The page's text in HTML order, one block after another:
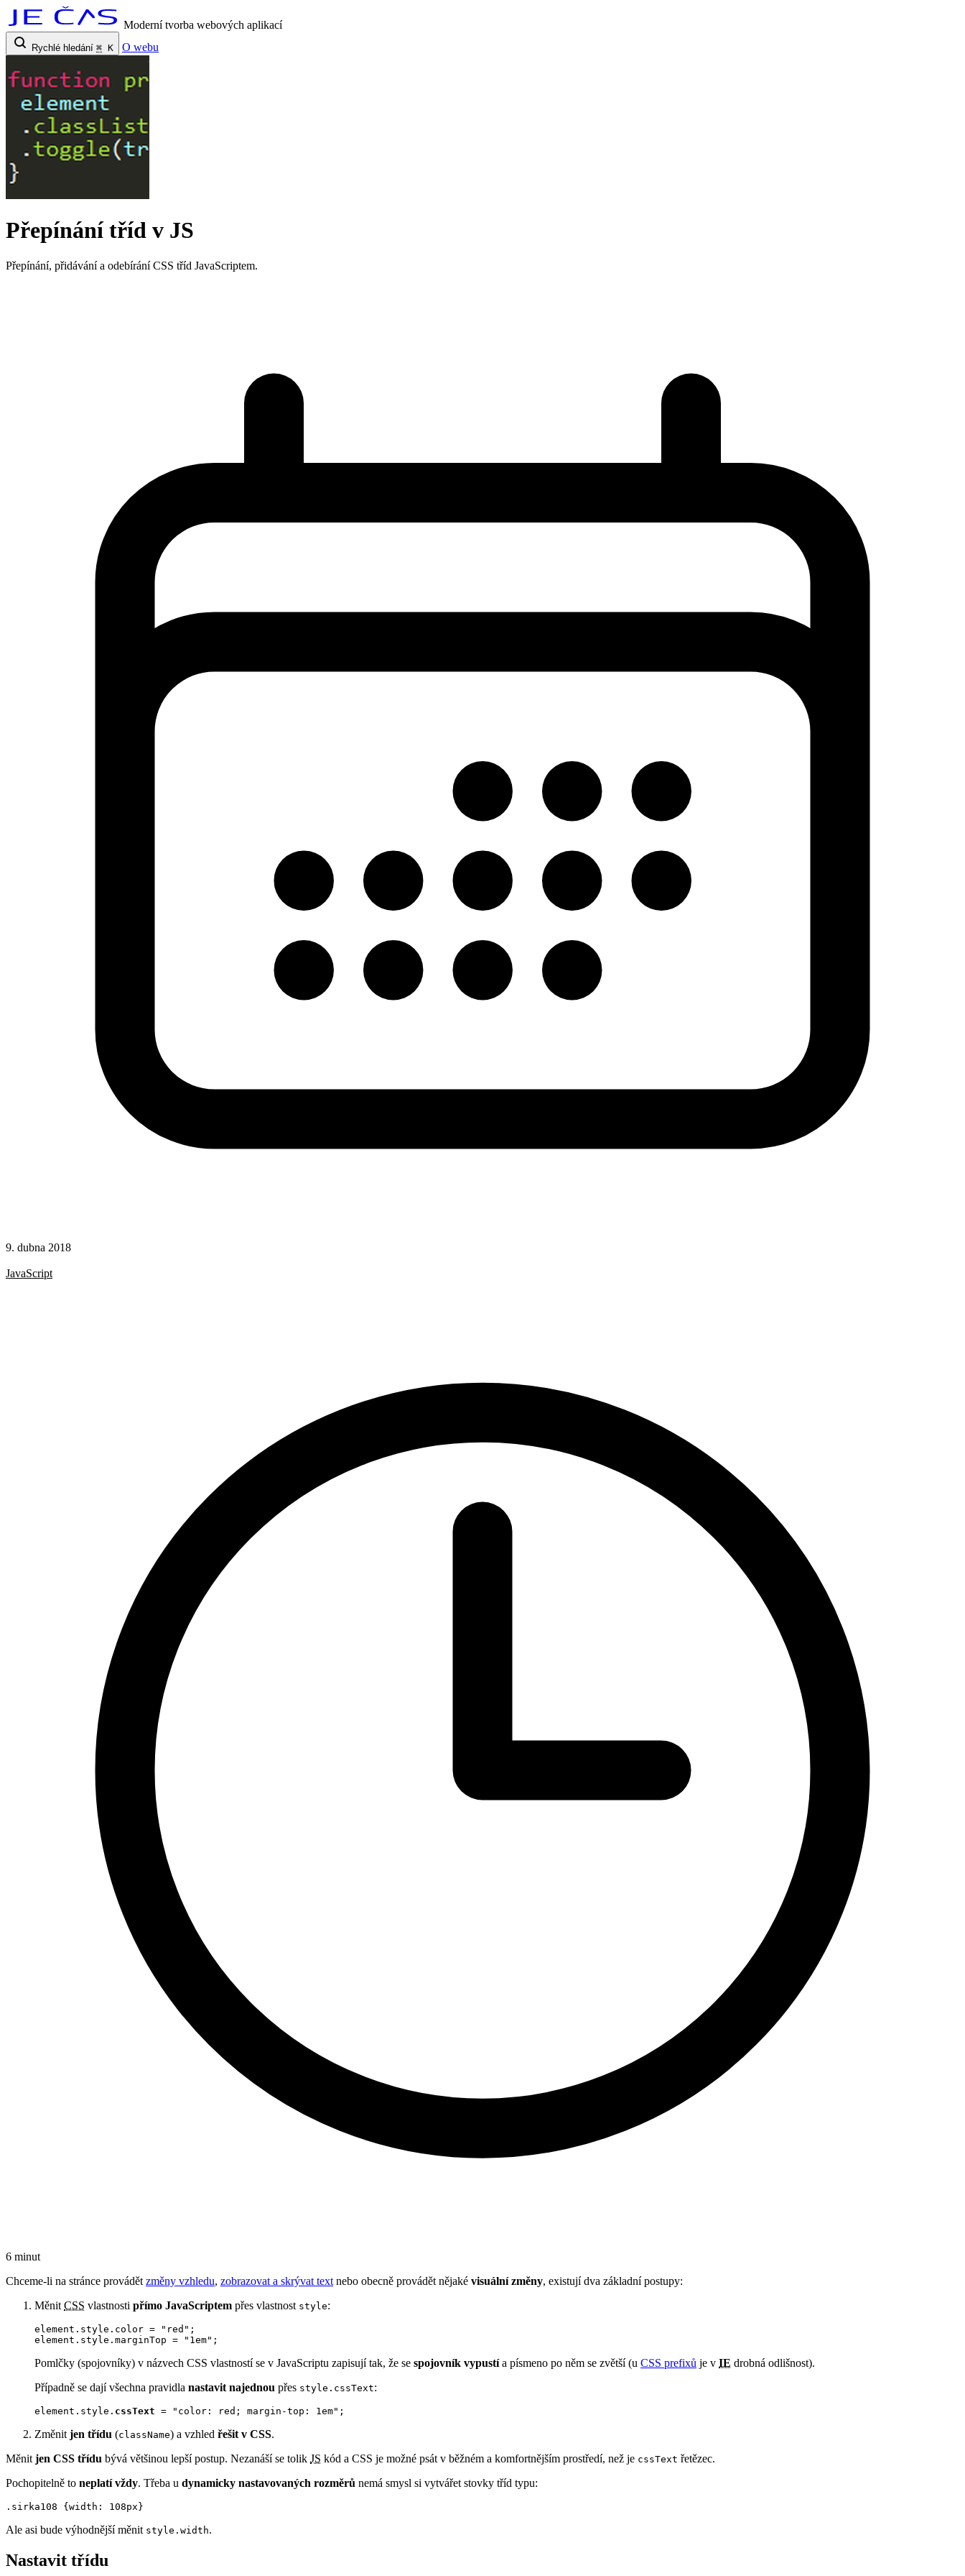
Moderní tvorba webových aplikací
Rychlé hledání ⌘ K O webu
Přepínání tříd v JS
Přepínání, přidávání a odebírání CSS tříd JavaScriptem.
9. dubna 2018
JavaScript
6 minut
Chceme-li na stránce provádět změny vzhledu, zobrazovat a skrývat text nebo obecně provádět nějaké visuální změny, existují dva základní postupy:
Měnit CSS vlastnosti přímo JavaScriptem přes vlastnost style:
element.style.color = "red";
element.style.marginTop = "1em";
Pomlčky (spojovníky) v názvech CSS vlastností se v JavaScriptu zapisují tak, že se spojovník vypustía písmeno po něm se zvětší (u CSS prefixů je v IE drobná odlišnost).
Případně se dají všechna pravidla nastavit najednou přes style.cssText:
element.style. cssText = "color: red; margin-top: 1em";
Změnit jen třídu (className) a vzhled řešit v CSS.
Měnit jen CSS třídu bývá většinou lepší postup. Nezanáší se tolik JS kód a CSS je možné psát v běžném a komfortnějším prostředí, než je cssText řetězec.
Pochopitelně to neplatí vždy. Třeba u dynamicky nastavovaných rozměrů nemá smysl si vytvářet stovky tříd typu:
.sirka108 {width: 108px}
Ale asi bude výhodnější měnit style.width.
Nastavit třídu